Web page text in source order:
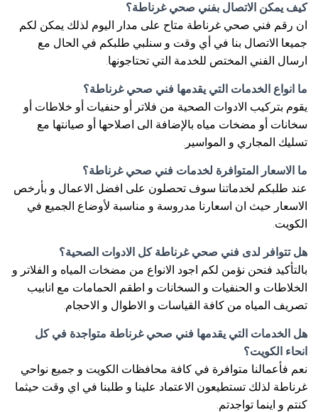
كيف يمكن الاتصال بفني صحي غرناطة؟
ان رقم فني صحي غرناطة متاح على مدار اليوم لذلك يمكن لكم
جميعا الاتصال بنا في أي وقت و سنلبي طلبكم في الحال مع
ارسال الفني المختص للخدمة التي تحتاجونها.
ما انواع الخدمات التي يقدمها فني صحي غرناطة؟
يقوم بتركيب الادوات الصحية من فلاتر أو حنفيات أو خلاطات أو
سخانات أو مضخات مياه بالإضافة الى اصلاحها أو صيانتها مع
تسليك المجاري و المواسير.
ما الاسعار المتوافرة لخدمات فني صحي غرناطة؟
عند طلبكم لخدماتنا سوف تحصلون على افضل الاعمال و بأرخص
الاسعار حيث ان اسعارنا مدروسة و مناسبة لأوضاع الجميع في
الكويت.
هل تتوافر لدى فني صحي غرناطة كل الادوات الصحية؟
بالتأكيد فنحن نؤمن لكم اجود الانواع من مضخات المياه و الفلاتر و
الخلاطات و الحنفيات و السخانات و اطقم الحمامات مع انابيب
تصريف المياه من كافة القياسات و الاطوال و الاحجام.
هل الخدمات التي يقدمها فني صحي غرناطة متواجدة في كل
انحاء الكويت؟
نعم فأعمالنا متوافرة في كافة محافظات الكويت و جميع نواحي
غرناطة لذلك تستطيعون الاعتماد علينا و طلبنا في اي وقت حيثما
كنتم و اينما تواجدتم.